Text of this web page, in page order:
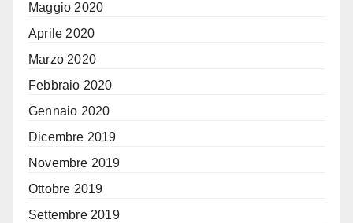
Maggio 2020
Aprile 2020
Marzo 2020
Febbraio 2020
Gennaio 2020
Dicembre 2019
Novembre 2019
Ottobre 2019
Settembre 2019